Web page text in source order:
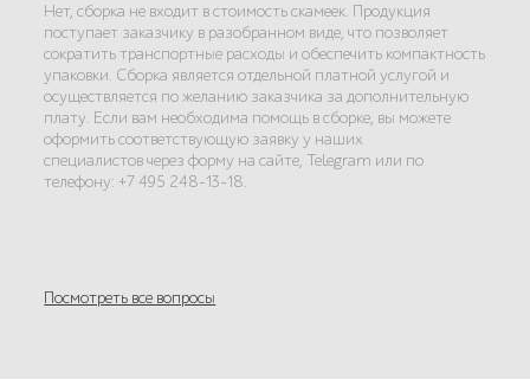
Нет, сборка не входит в стоимость скамеек. Продукция
поступает заказчику в разобранном виде, что позволяет
сократить транспортные расходы и обеспечить компактность
упаковки. Сборка является отдельной платной услугой и
осуществляется по желанию заказчика за дополнительную
плату. Если вам необходима помощь в сборке, вы можете
оформить соответствующую заявку у наших
специалистов через форму на сайте, Telegram или по
телефону: +7 495 248-13-18.
Посмотреть все вопросы